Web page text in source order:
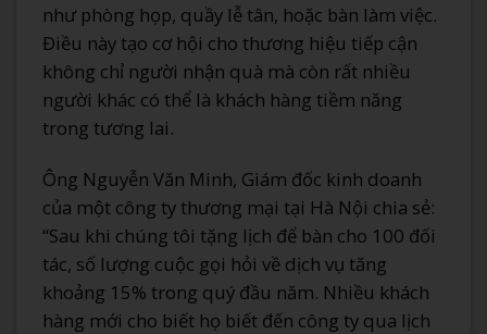
như phòng họp, quầy lễ tân, hoặc bàn làm việc.
Điều này tạo cơ hội cho thương hiệu tiếp cận
không chỉ người nhận quà mà còn rất nhiều
người khác có thể là khách hàng tiềm năng
trong tương lai.
Ông Nguyễn Văn Minh, Giám đốc kinh doanh
của một công ty thương mại tại Hà Nội chia sẻ:
“Sau khi chúng tôi tặng lịch để bàn cho 100 đối
tác, số lượng cuộc gọi hỏi về dịch vụ tăng
khoảng 15% trong quý đầu năm. Nhiều khách
hàng mới cho biết họ biết đến công ty qua lịch